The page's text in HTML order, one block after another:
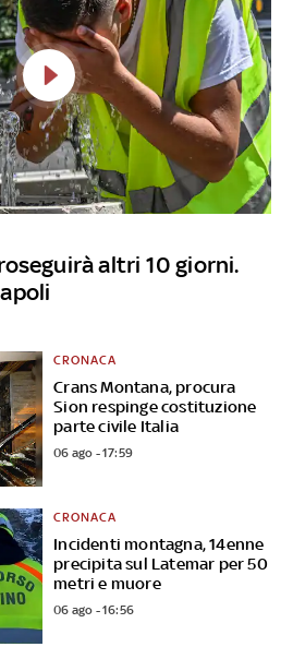
altri 10 giorni.
Crans Montana, procura
Sion respinge costituzione
parte civile Italia
CRONACA
06 ago - 17:59
Incidenti montagna, 14enne
precipita sul Latemar per 50
metri e muore
CRONACA
06 ago - 16:56